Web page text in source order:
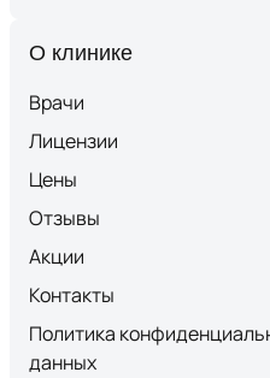
О клинике
Врачи
Лицензии
Цены
Отзывы
Акции
Контакты
Политика
данных